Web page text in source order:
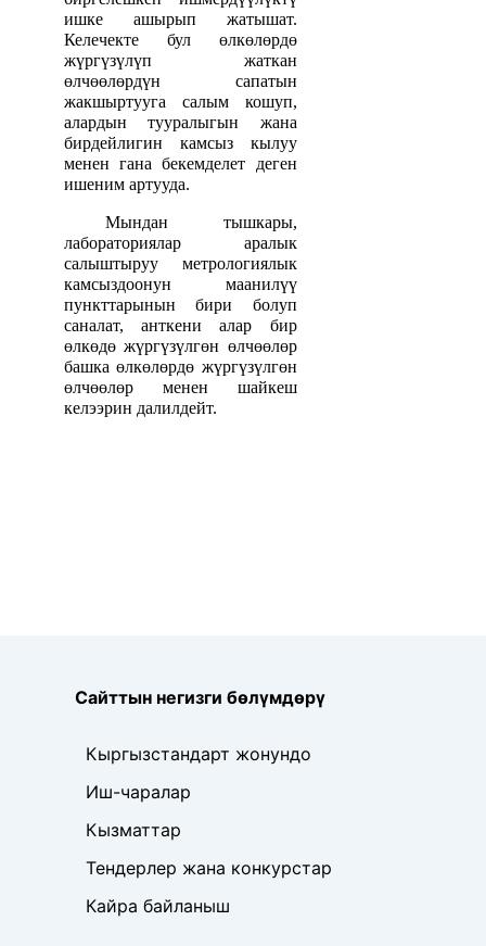
ишке ашырып жатышат.
Келечекте бул өлкөлөрдө
жүргүзүлүп жаткан
өлчөөлөрдүн сапатын
жакшыртууга салым кошуп,
алардын тууралыгын жана
бирдейлигин камсыз кылуу
менен гана бекемделет деген
ишеним артууда.
Мындан тышкары,
лабораториялар аралык
салыштыруу метрологиялык
камсыздоонун маанилүү
пункттарынын бири болуп
саналат, анткени алар бир
өлкөдө жүргүзүлгөн өлчөөлөр
башка өлкөлөрдө жүргүзүлгөн
өлчөөлөр менен шайкеш
келээрин далилдейт.
Сайттын негизги бөлүмдөрү
Кыргызстандарт жонундо
Иш-чаралар
Кызматтар
Тендерлер жана конкурстар
Кайра байланыш